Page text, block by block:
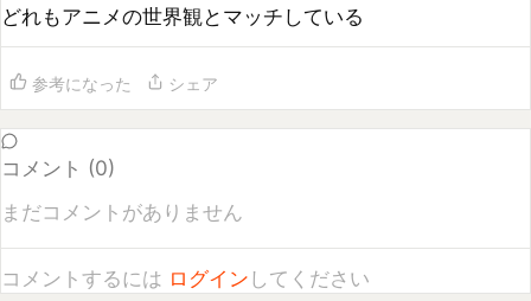
参考になった シェア
コメント (0
まだコメントがありません